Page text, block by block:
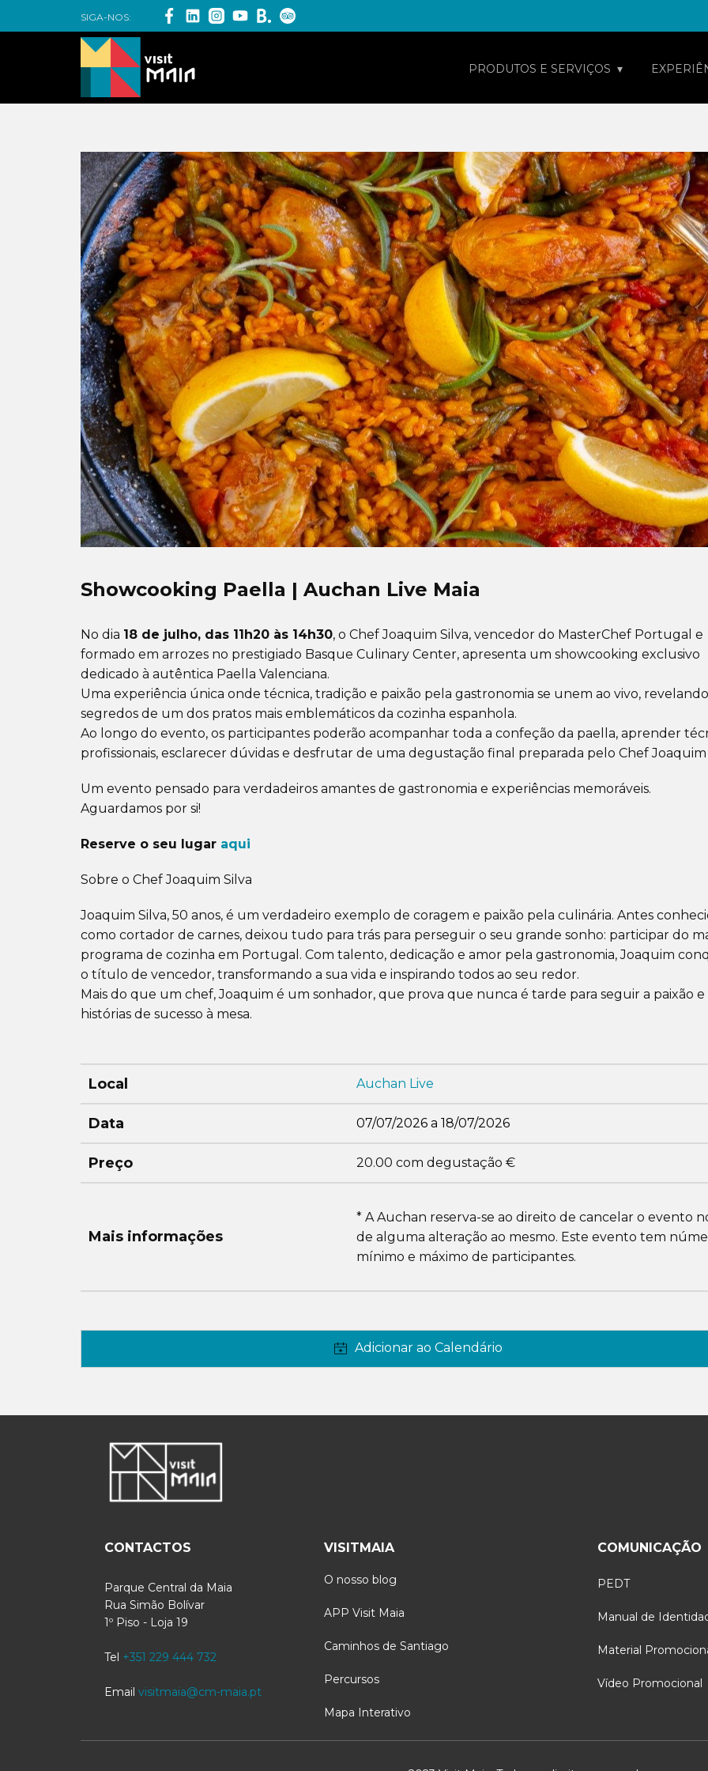
SIGA-NOS:
PRODUTOS E SERVIÇOS
Showcooking Paella | Auchan Live Maia
No dia 18 de julho, das 11h20 às 14h30, o Chef Joaquim Silva, vencedor do MasterChef Portugal e
formado em arrozes no prestigiado Basque Culinary Center, apresenta um showcooking exclusivo
dedicado à autêntica Paella Valenciana.
Uma experiência única onde técnica, tradição e paixão pela gastronomia se unem ao vivo,
segredos de um dos pratos mais emblemáticos da cozinha espanhola.
Ao longo do evento, os participantes poderão acompanhar toda a confeção da paella, aprender
profissionais, esclarecer dúvidas e desfrutar de uma degustação final preparada pelo Chef Joaquim
Um evento pensado para verdadeiros amantes de gastronomia e experiências memoráveis.
Aguardamos por si!
Reserve o seu lugar aqui
Sobre o Chef Joaquim Silva
Joaquim Silva, 50 anos, é um verdadeiro exemplo de coragem e paixão pela culinária. Antes
como cortador de carnes, deixou tudo para trás para perseguir o seu grande sonho: participar do
programa de cozinha em Portugal. Com talento, dedicação e amor pela gastronomia, Joaquim
o título de vencedor, transformando a sua vida e inspirando todos ao seu redor.
Mais do que um chef, Joaquim é um sonhador, que prova que nunca é tarde para seguir a paixão e
histórias de sucesso à mesa.
Local Auchan Live
Data 07/07/2026 a 18/07/2026
Preço 20.00 com degustação €
Mais informações
* A Auchan reserva-se ao direito de cancelar o evento
de alguma alteração ao mesmo. Este evento tem
mínimo e máximo de participantes.
Adicionar ao Calendário
CONTACTOS
Parque Central da Maia
Rua Simão Bolívar
1º Piso - Loja 19
Tel +351 229 444 732
Email visitmaia@cm-maia.pt
VISITMAIA
O nosso blog
APP Visit Maia
Caminhos de Santiago
Percursos
Mapa Interativo
COMUNICAÇÃO
PEDT
Manual de
Material
Vídeo Promocional